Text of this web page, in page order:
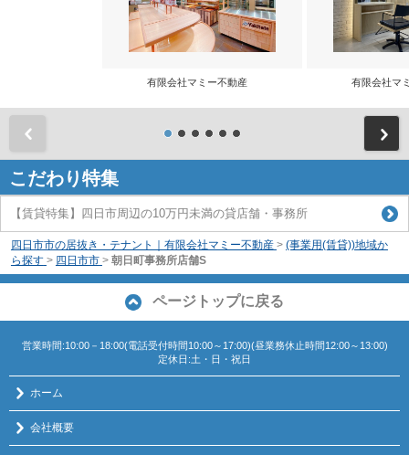
有限会社マミー不動産 有限会社
こだわり特集
【賃貸特集】四日市周辺の10万円未満の貸店舗・事務所
四日市市の居抜き・テナント｜有限会社マミー不動産 > (事業用(賃貸))地域か
ら探す > 四日市市 > 朝日町事務所店舗S
ページトップに戻る
営業時間:10:00－18:00(電話受付時間10:00～17:00)(昼業務休止時間12:00～13:00)
定休日:土・日・祝日
ホーム
会社概要